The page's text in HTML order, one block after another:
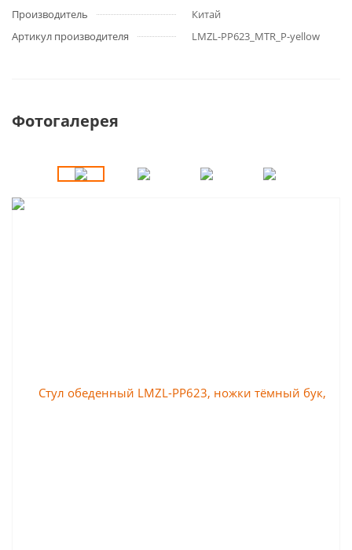
Производитель
Китай
Артикул производителя
LMZL-PP623_MTR_P-yellow
Фотогалерея